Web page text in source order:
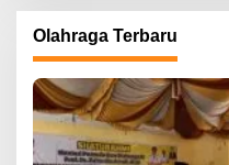
Olahraga Terbaru